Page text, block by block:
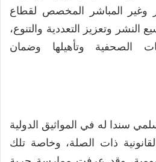
وغير المباشر المخصص لقطاع
النشر وتعزيز التعددية والتنوع،
الصحفية وتأهيلها وضمان
سندا له في المواثيق الدولية
ذات الصلة، وخاصة تلك